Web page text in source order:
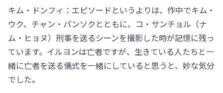
キム・ドンフィ：エピソードというよりは、作中でキム・
ウク、チャン・パンソクとともに、コ・サンチョル（ナ
ム・ヒョヌ）刑事を送るシーンを撮影した時が記憶に残っ
ています。イルヨンは亡者ですが、生きている人たちと一
緒に亡者を送る儀式を一緒にしていると思うと、妙な気分
でした。